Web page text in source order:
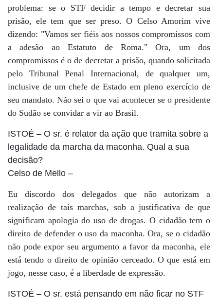
problema: se o STF decidir a tempo e decretar sua
prisão, ele tem que ser preso. O Celso Amorim vive
dizendo: "Vamos ser fiéis aos nossos compromissos com
a adesão ao Estatuto de Roma." Ora, um dos
compromissos é o de decretar a prisão, quando solicitada
pelo Tribunal Penal Internacional, de qualquer um,
inclusive de um chefe de Estado em pleno exercício de
seu mandato. Não sei o que vai acontecer se o presidente
do Sudão se convidar a vir ao Brasil.
ISTOÉ – O sr. é relator da ação que tramita sobre a
legalidade da marcha da maconha. Qual a sua
decisão?
Celso de Mello –
Eu discordo dos delegados que não autorizam a
realização de tais marchas, sob a justificativa de que
significam apologia do uso de drogas. O cidadão tem o
direito de defender o uso da maconha. Ora, se o cidadão
não pode expor seu argumento a favor da maconha, ele
está tendo o direito de opinião cerceado. O que está em
jogo, nesse caso, é a liberdade de expressão.
ISTOÉ – O sr. está pensando em não ficar no STF